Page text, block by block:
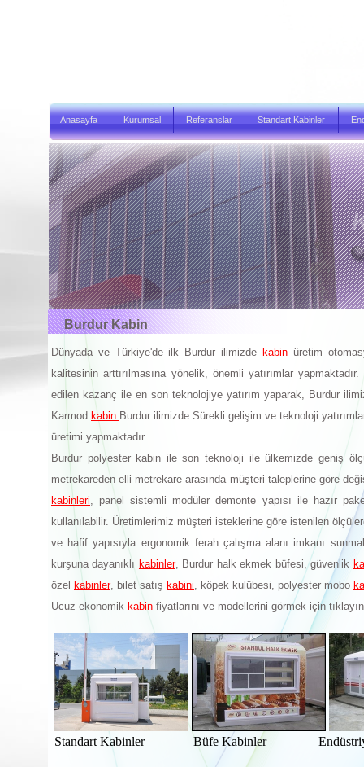
Anasayfa Kurumsal Referanslar Standart Kabinler
Burdur Kabin
Dünyada ve Türkiye'de ilk Burdur ilimizde kabin üretim
kalitesinin arttırılmasına yönelik, önemli yatırımlar
edilen kazanç ile en son teknolojiye yatırım yaparak, Burdur
Karmod kabin Burdur ilimizde Sürekli gelişim ve teknoloji
üretimi yapmaktadır.
Burdur polyester kabin ile son teknoloji ile ülkemizde geniş
metrekareden elli metrekare arasında müşteri taleplerine göre
kabinleri, panel sistemli modüler demonte yapısı ile hazır
kullanılabilir. Üretimlerimiz müşteri isteklerine göre istenilen
ve hafif yapısıyla ergonomik ferah çalışma alanı imkanı
kurşuna dayanıklı kabinler, Burdur halk ekmek büfesi, güvenlik
özel kabinler, bilet satış kabini, köpek kulübesi, polyester mobo
Ucuz ekonomik kabin fiyatlarını ve modellerini görmek için
Standart Kabinler Büfe Kabinler